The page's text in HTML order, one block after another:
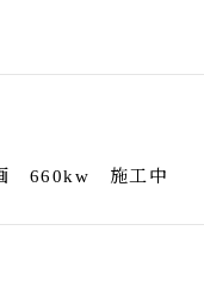
660kw 施工中